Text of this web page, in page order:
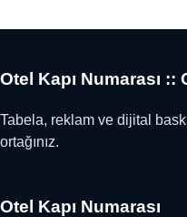
Otel Kapı Numarası ::
Tabela, reklam ve dijital
ortağınız.
Otel Kapı Numarası